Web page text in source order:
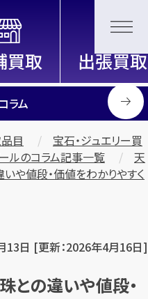
と実績の買取専門店「買取大
ラム
目
宝石・ジュエリー買
ルのコラム記事一覧
天
や値段・価値をわかりやすく
13日 [更新：2026年4月16日]
との違いや値段・